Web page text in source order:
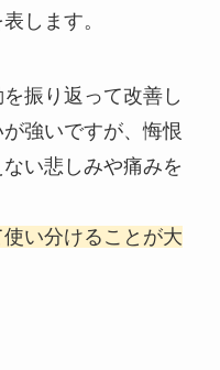
します。
振り返って改善し
強いですが、悔恨
い悲しみや痛みを
い分けることが大